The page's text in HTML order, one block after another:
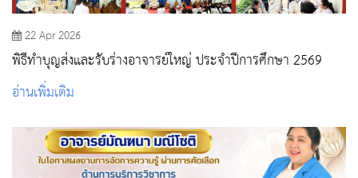
22 Apr 2026
พิธีทำบุญส่งและรับร่างอาจารย์ใหญ่ ประจำปีการศึกษา 2569
อ่านเพิ่มเติม